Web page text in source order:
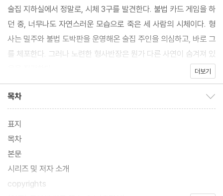
술집 지하실에서 정말로, 시체 3구를 발견한다. 불법 카드 게임을 하
던 중, 너무나도 자연스러운 모습으로 죽은 세 사람의 시체이다. 형
사는 밀주와 불법 도박판을 운영해온 술집 주인을 의심하고, 바로 그
를 체포한다. 그러나 노련한 형사반장은 뭔가 다른 사연이 숨겨져 있
더보기
목차
표지
목차
본문
시리즈 및 저자 소개
copyrights